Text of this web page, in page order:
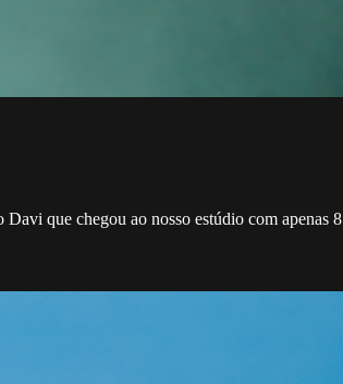
que chegou ao nosso estúdio com apenas